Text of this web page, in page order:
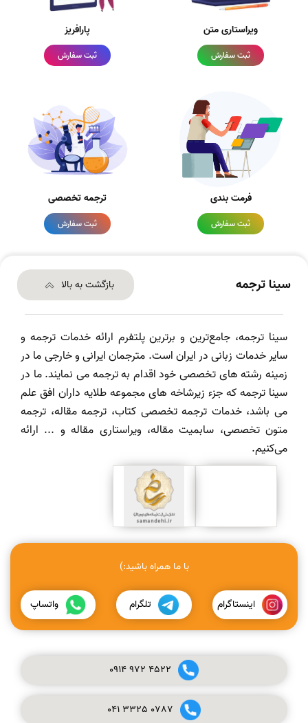
ویراستاری متن
ثبت سفارش
پارافریز
ثبت سفارش
فرمت بندی
ثبت سفارش
ترجمه تخصصی
ثبت سفارش
سینا ترجمه بازگشت به بالا
سینا ترجمه، جامع‌ترین و برترین پلتفرم ارائه خدمات ترجمه و
سایر خدمات زبانی در ایران است. مترجمان ایرانی و خارجی ما در
زمینه رشته های تخصصی خود اقدام به ترجمه می نمایند. ما در
سینا ترجمه که جزء زیرشاخه های مجموعه طلایه داران افق علم
می باشد، خدمات ترجمه تخصصی کتاب، ترجمه مقاله، ترجمه
متون تخصصی، سابمیت مقاله، ویراستاری مقاله و ... ارائه
می‌کنیم.
با ما همراه باشید:)
اینستاگرام تلگرام واتساپ
0914972 4522
041 3325 0787